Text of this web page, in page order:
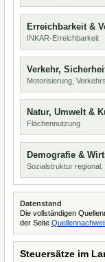
Erreichbarkeit &
INKAR-Erreichbarkeit
Verkehr,
Motorisierung,
Natur, Umwelt &
Flächennutzung
Demografie &
Sozialstruktur
Datenstand
Die vollständigen
der Seite
Steuersätze im